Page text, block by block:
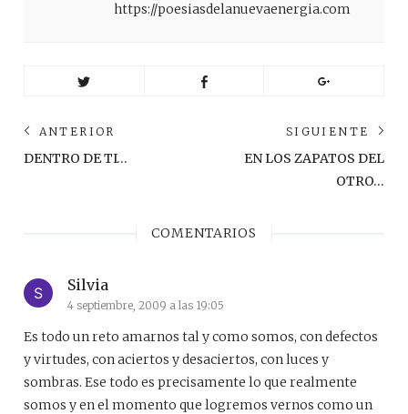
https://poesiasdelanuevaenergia.com
Navegación
de
ANTERIOR
Anterior
DENTRO DE TI…
SIGUIENTE
EN LOS ZAPATOS DEL
OTRO…
COMENTARIOS
Silvia
4 septiembre, 2009 a las 19:05
Es todo un reto amarnos tal y como somos, con defectos
y virtudes, con aciertos y desaciertos, con luces y
sombras. Ese todo es precisamente lo que realmente
somos y en el momento que logremos vernos como un